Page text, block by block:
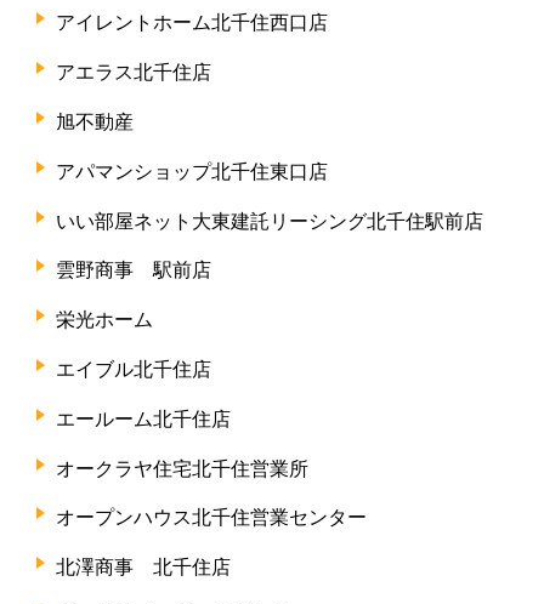
アイレントホーム北千住西口店
アエラス北千住店
旭不動産
アパマンショップ北千住東口店
いい部屋ネット大東建託リーシング北千住駅前店
雲野商事 駅前店
栄光ホーム
エイブル北千住店
エールーム北千住店
オークラヤ住宅北千住営業所
オープンハウス北千住営業センター
北澤商事 北千住店